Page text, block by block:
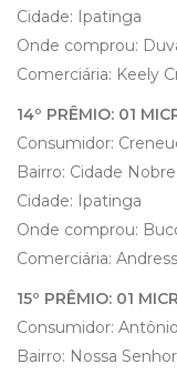
Cidade: Ipatinga
Onde comprou:
Comerciária: Keely
14º PRÊMIO: 01
Consumidor:
Bairro: Cidade Nobre
Cidade: Ipatinga
Onde comprou:
Comerciária:
15º PRÊMIO: 01
Consumidor:
Bairro: Nossa